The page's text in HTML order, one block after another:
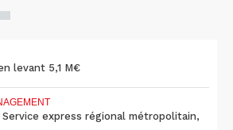
levant 5,1 M€
Service express régional métropolitain,